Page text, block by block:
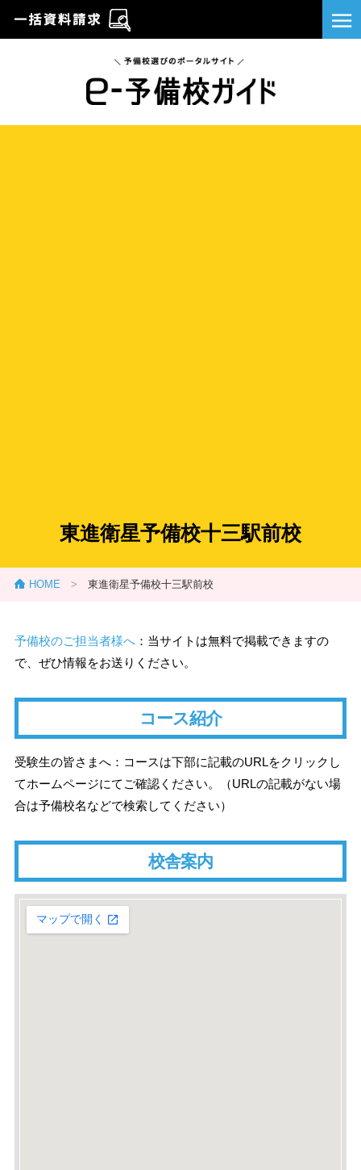
東進衛星予備校十三駅前校
HOME > 東進衛星予備校十三駅前校
予備校のご担当者様へ：当サイトは無料で掲載できますの
で、ぜひ情報をお送りください。
コース紹介
受験生の皆さまへ：コースは下部に記載のURLをクリックし
てホームページにてご確認ください。（URLの記載がない場
合は予備校名などで検索してください）
校舎案内